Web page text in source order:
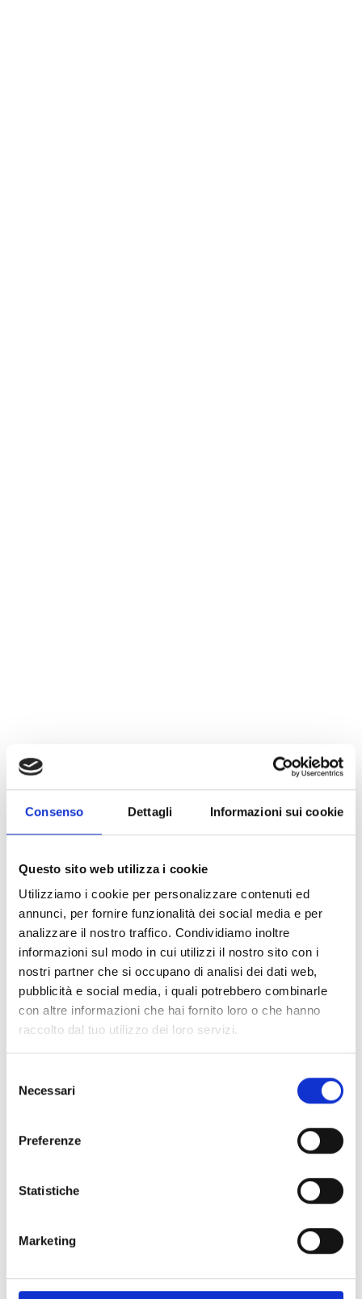
Consenso Dettagli Informazioni sui cookie
Questo sito web utilizza i cookie
Utilizziamo i cookie per personalizzare contenuti ed
annunci, per fornire funzionalità dei social media e per
analizzare il nostro traffico. Condividiamo inoltre
informazioni sul modo in cui utilizzi il nostro sito con i
nostri partner che si occupano di analisi dei dati web,
pubblicità e social media, i quali potrebbero combinarle
con altre informazioni che hai fornito loro o che hanno
raccolto dal tuo utilizzo dei loro servizi.
delNecessari
Preferenze
Statistiche
Marketing